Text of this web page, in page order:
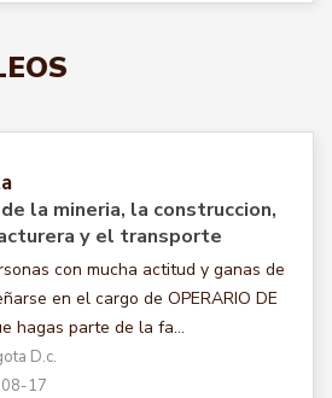
la mineria, la construccion,
y el transporte
con mucha actitud y ganas de
en el cargo de OPERARIO DE
hagas parte de la fa...
D.c.
17